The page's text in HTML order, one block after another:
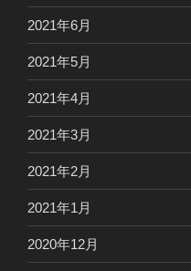
2021年6月
2021年5月
2021年4月
2021年3月
2021年2月
2021年1月
2020年12月